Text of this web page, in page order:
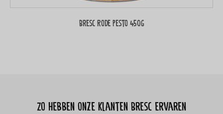
Bresc Rode pesto 450g
Zo hebben onze klanten Bresc ervaren